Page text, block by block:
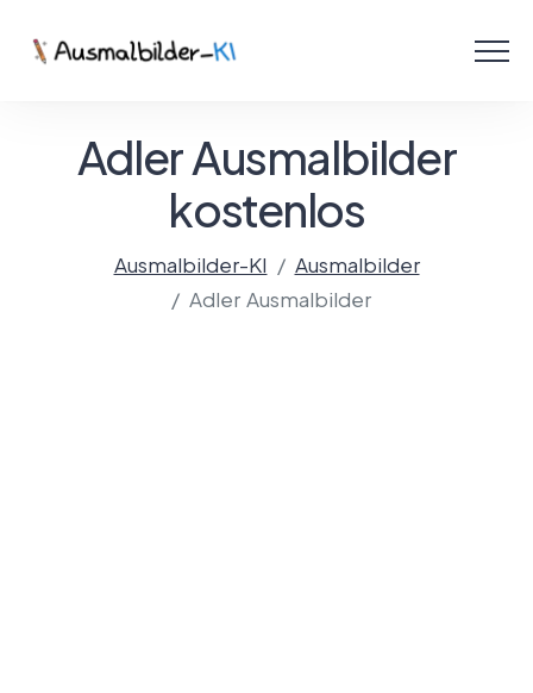
Adler Ausmalbilder
kostenlos
Ausmalbilder-KI
Ausmalbilder
Adler Ausmalbilder